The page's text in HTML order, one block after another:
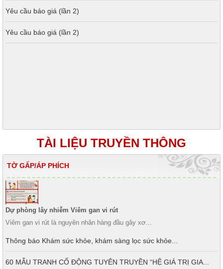
Yêu cầu báo giá (lần 2)
Yêu cầu báo giá (lần 2)
TÀI LIỆU TRUYỀN THÔNG
TỜ GẤP/ÁP PHÍCH
Dự phòng lây nhiễm Viêm gan vi rút
Viêm gan vi rút là nguyên nhân hàng đầu gây xơ...
Thông báo Khám sức khỏe, khám sàng lọc sức khỏe...
60 MẪU TRANH CỔ ĐỘNG TUYÊN TRUYỀN “HỆ GIÁ TRỊ GIA...